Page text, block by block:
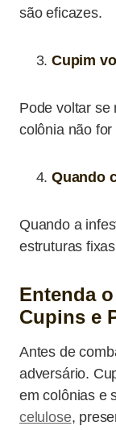
são eficazes.
Cupim
Pode voltar se
colônia não
Quando
Quando a
estruturas
Entenda
Cupins e
Antes de
adversário.
em colônias e
celulose,